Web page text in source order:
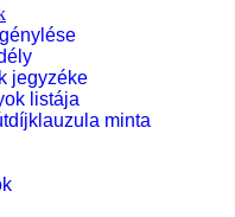
jegyzéke
listája
minta